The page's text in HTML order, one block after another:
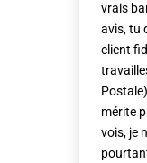
vrais
avis, tu
client
mérite
vois, je